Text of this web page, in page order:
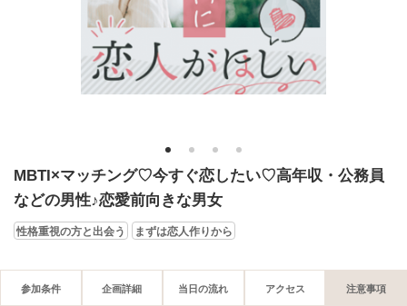
1 2 3 4
MBTI×マッチング♡今すぐ恋したい♡高年収・公務員
などの男性♪恋愛前向きな男女
性格重視の方と出会う まずは恋人作りから
参加条件 企画詳細 当日の流れ アクセス 注意事項